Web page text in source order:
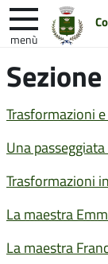
menù
nel
Trasformazioni
Una
Trasformazioni
La maestra
La maestra